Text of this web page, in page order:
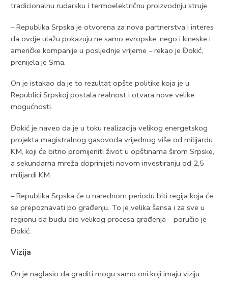
tradicionalnu rudarsku i termoelektričnu proizvodnju struje.
– Republika Srpska je otvorena za nova partnerstva i interes
da ovdje ulažu pokazuju ne samo evropske, nego i kineske i
američke kompanije u posljednje vrijeme – rekao je Đokić,
prenijela je Srna.
On je istakao da je to rezultat opšte politike koja je u
Republici Srpskoj postala realnost i otvara nove velike
mogućnosti.
Đokić je naveo da je u toku realizacija velikog energetskog
projekta magistralnog gasovoda vrijednog više od milijardu
KM, koji će bitno promijeniti život u opštinama širom Srpske,
a sekundarna mreža doprinijeti novom investiranju od 2,5
milijardi KM.
– Republika Srpska će u narednom periodu biti regija koja će
se prepoznavati po građenju. To je velika šansa i za sve u
regionu da budu dio velikog procesa građenja – poručio je
Đokić.
Vizija
On je naglasio da graditi mogu samo oni koji imaju viziju.